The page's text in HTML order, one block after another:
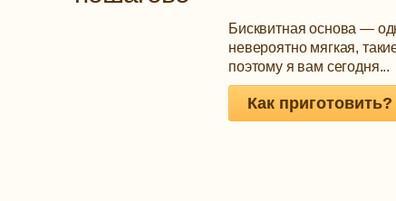
Бисквитная основа —
невероятно мягкая,
поэтому я вам сегодня...
Как приготовить?